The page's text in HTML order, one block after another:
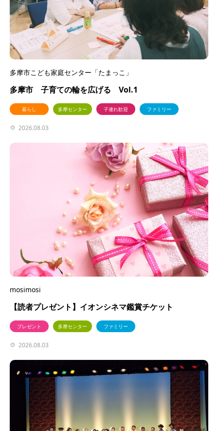
多摩市こども家庭センター「たまっこ」
多摩市 子育ての輪を広げる Vol.1
暮らし 多摩センター 子連れ歓迎 ファミリー
2026.08.03
mosimosi
【読者プレゼント】イオンシネマ鑑賞チケット
プレゼント 多摩センター ファミリー
2026.08.03